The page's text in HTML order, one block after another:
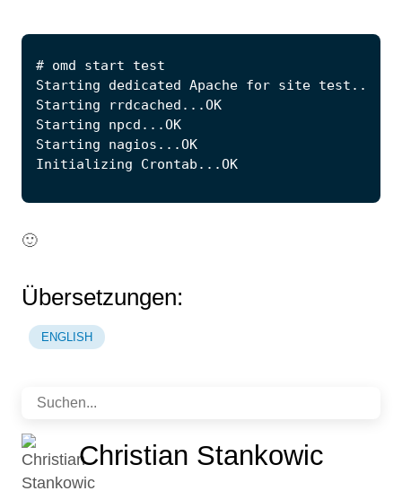
🙂
Übersetzungen:
ENGLISH
Christian Stankowic